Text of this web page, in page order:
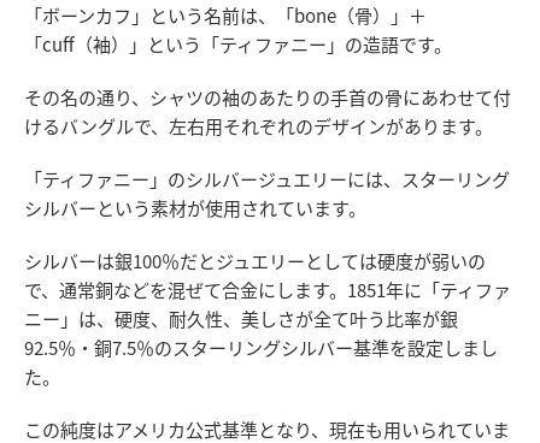
「ボーンカフ」という名前は、「bone（骨）」＋
「cuff（袖）」という「ティファニー」の造語です。
その名の通り、シャツの袖のあたりの手首の骨にあわせて付
けるバングルで、左右用それぞれのデザインがあります。
「ティファニー」のシルバージュエリーには、スターリング
シルバーという素材が使用されています。
シルバーは銀100％だとジュエリーとしては硬度が弱いの
で、通常銅などを混ぜて合金にします。1851年に「ティファ
ニー」は、硬度、耐久性、美しさが全て叶う比率が銀
92.5％・銅7.5％のスターリングシルバー基準を設定しまし
た。
この純度はアメリカ公式基準となり、現在も用いられていま